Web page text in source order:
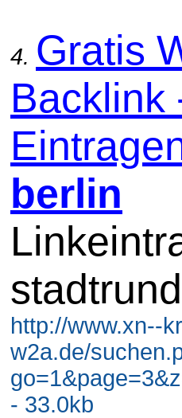
4. Gratis
Backlink
berlin
http://www.xn--
w2a.de/
- 33.0kb